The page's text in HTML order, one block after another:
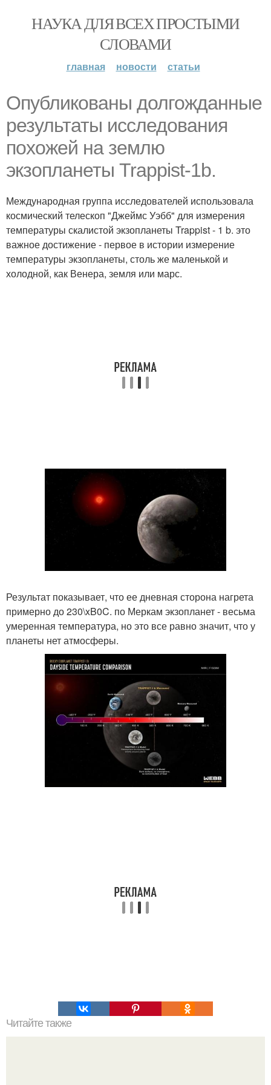
НАУКА ДЛЯ ВСЕХ ПРОСТЫМИ
СЛОВАМИ
главная новости статьи
Опубликованы долгожданные
результаты исследования
похожей на землю
экзопланеты Trappist-1b.
Международная группа исследователей использовала
космический телескоп "Джеймс Уэбб" для измерения
температуры скалистой экзопланеты Trappist - 1 b. это
важное достижение - первое в истории измерение
температуры экзопланеты, столь же маленькой и
холодной, как Венера, земля или марс.
Результат показывает, что ее дневная сторона нагрета
примерно до 230\xB0C. по Меркам экзопланет - весьма
умеренная температура, но это все равно значит, что у
планеты нет атмосферы.
Читайте также